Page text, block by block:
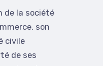
de la société
son
civile
de ses